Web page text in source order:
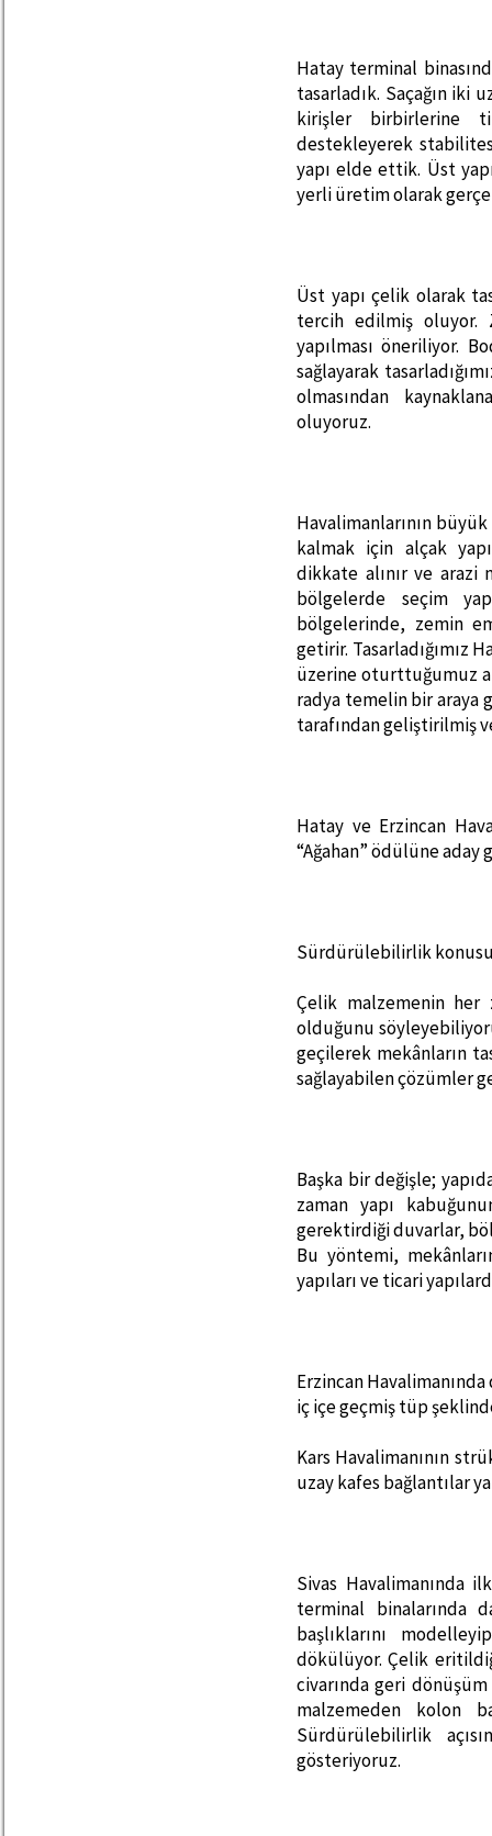
Hatay terminal
tasarladık. Saçağın iki
kirişler birbirlerine
destekleyerek
yapı elde ettik. Üst
yerli üretim olarak
Üst yapı çelik olarak
tercih edilmiş oluyor.
yapılması öneriliyor.
sağlayarak
olmasından
oluyoruz.
Havalimanlarının
kalmak için alçak
dikkate alınır ve
bölgelerde seçim
bölgelerinde, zemin
getirir. Tasarladığımız
üzerine oturttuğumuz
radya temelin bir araya
tarafından geliştirilmiş
Hatay ve Erzincan
“Ağahan” ödülüne aday
Sürdürülebilirlik
Çelik malzemenin
olduğunu
geçilerek mekânların
sağlayabilen çözümler
Başka bir değişle;
zaman yapı
gerektirdiği duvarlar,
Bu yöntemi,
yapıları ve ticari
Erzincan
iç içe geçmiş tüp
Kars Havalimanının
uzay kafes bağlantılar
Sivas Havalimanında
terminal binalarında
başlıklarını
dökülüyor. Çelik
civarında geri
malzemeden kolon
Sürdürülebilirlik
gösteriyoruz.